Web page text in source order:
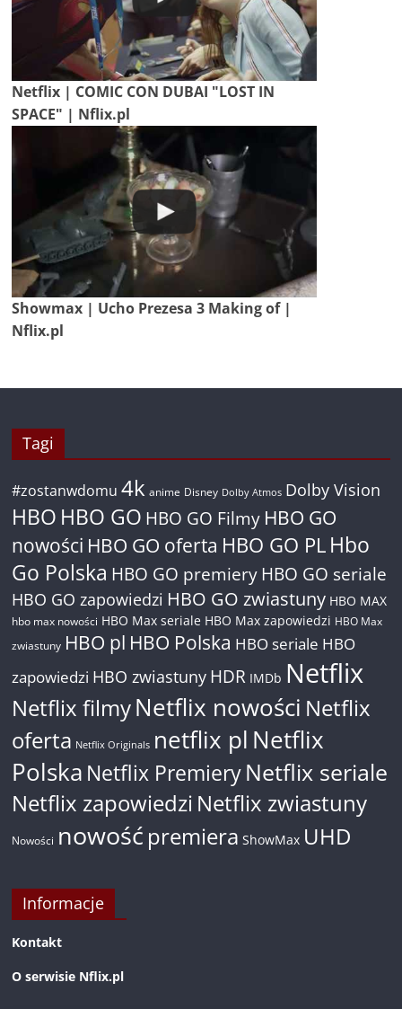
Netflix | COMIC CON DUBAI "LOST IN
SPACE" | Nflix.pl
Showmax | Ucho Prezesa 3 Making of |
Nflix.pl
Tagi
#zostanwdomu 4k anime Disney Dolby Atmos Dolby Vision
HBO HBO GO HBO GO Filmy HBO GO
nowości HBO GO oferta HBO GO PL Hbo
Go Polska HBO GO premiery HBO GO seriale
HBO GO zapowiedzi HBO GO zwiastuny HBO MAX
hbo max nowości HBO Max seriale HBO Max zapowiedzi HBO Max
zwiastuny HBO pl HBO Polska HBO seriale HBO
zapowiedzi HBO zwiastuny HDR IMDb Netflix
Netflix filmyNetflix nowości Netflix
oferta Netflix Originals netflix pl Netflix
Polska Netflix PremieryNetflix seriale
Netflix zapowiedzi Netflix zwiastuny
Nowości nowość premiera ShowMax UHD
Informacje
Kontakt
O serwisie Nflix.pl